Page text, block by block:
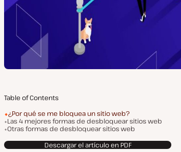
Table of Contents
¿Por qué se me bloquea un sitio web?
Las 4 mejores formas de desbloquear sitios web
Otras formas de desbloquear sitios web
Descargar el artículo en PDF